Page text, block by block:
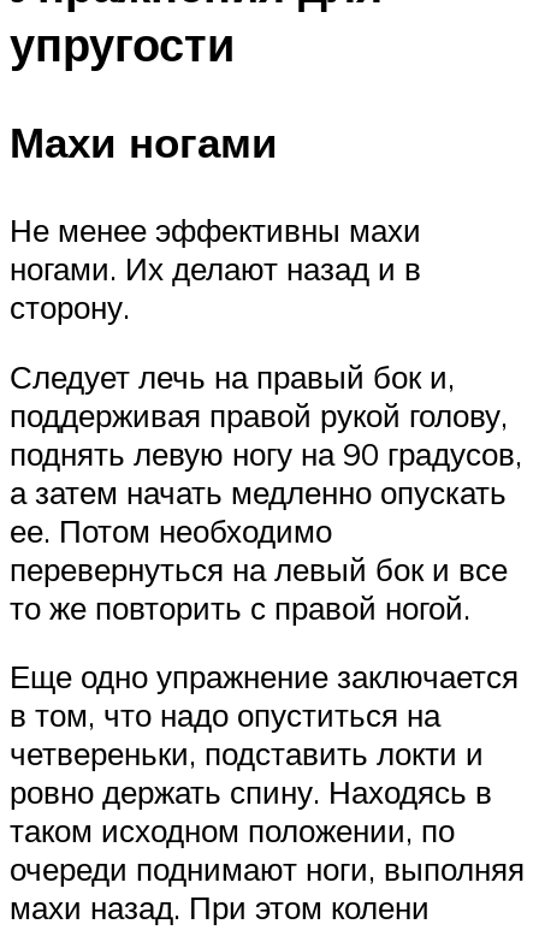
упругости
Махи ногами
Не менее эффективны махи
ногами. Их делают назад и в
сторону.
Следует лечь на правый бок и,
поддерживая правой рукой голову,
поднять левую ногу на 90 градусов,
а затем начать медленно опускать
ее. Потом необходимо
перевернуться на левый бок и все
то же повторить с правой ногой.
Еще одно упражнение заключается
в том, что надо опуститься на
четвереньки, подставить локти и
ровно держать спину. Находясь в
таком исходном положении, по
очереди поднимают ноги, выполняя
махи назад. При этом колени